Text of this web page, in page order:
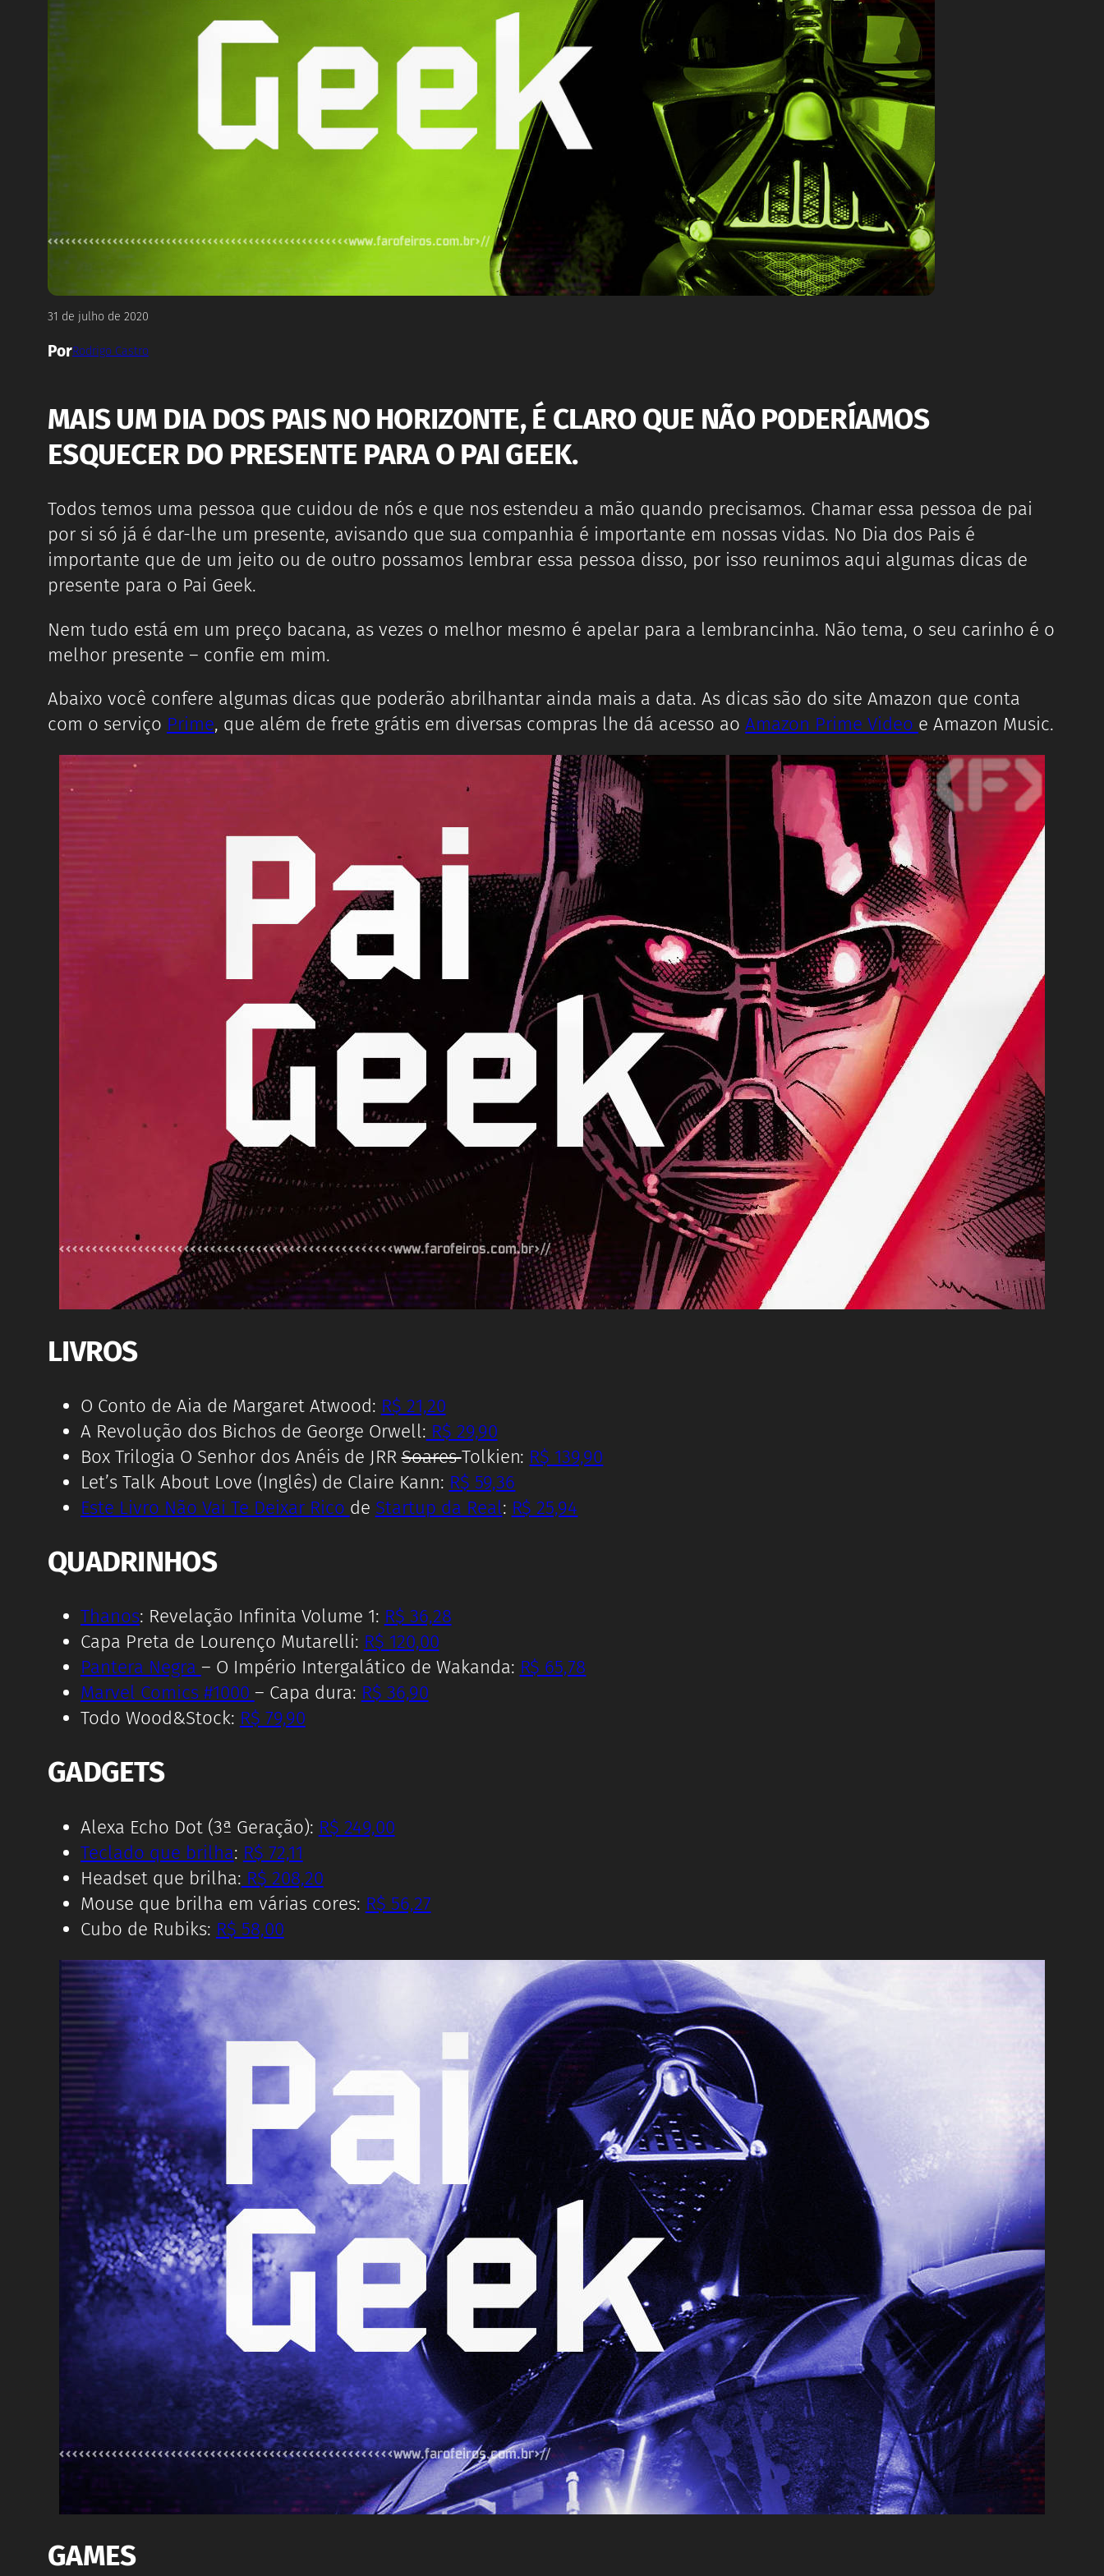
31 de julho de 2020
PorRodrigo Castro
MAIS UM DIA DOS PAIS NO HORIZONTE, É CLARO QUE NÃO PODERÍAMOS
ESQUECER DO PRESENTE PARA O PAI GEEK.
Todos temos uma pessoa que cuidou de nós e que nos estendeu a mão quando precisamos. Chamar essa pessoa de pai
por si só já é dar-lhe um presente, avisando que sua companhia é importante em nossas vidas. No Dia dos Pais é
importante que de um jeito ou de outro possamos lembrar essa pessoa disso, por isso reunimos aqui algumas dicas de
presente para o Pai Geek.
Nem tudo está em um preço bacana, as vezes o melhor mesmo é apelar para a lembrancinha. Não tema, o seu carinho é o
melhor presente – confie em mim.
Abaixo você confere algumas dicas que poderão abrilhantar ainda mais a data. As dicas são do site Amazon que conta
com o serviço Prime, que além de frete grátis em diversas compras lhe dá acesso aoAmazon Prime Video e Amazon Music.
LIVROS
O Conto de Aia de Margaret Atwood: R$ 21,20
A Revolução dos Bichos de George Orwell: R$ 29,90
Box Trilogia O Senhor dos Anéis de JRRSoaresTolkien: R$ 139,90
Let’s Talk About Love (Inglês) de Claire Kann: R$ 59,36
Este Livro Não Vai Te Deixar Rico de Startup da Real: R$ 25,94
QUADRINHOS
Thanos: Revelação Infinita Volume 1: R$ 36,28
Capa Preta de Lourenço Mutarelli: R$ 120,00
Pantera Negra – O Império Intergalático de Wakanda: R$ 65,78
Marvel Comics #1000 – Capa dura: R$ 36,90
Todo Wood&Stock: R$ 79,90
GADGETS
Alexa Echo Dot (3ª Geração): R$ 249,00
Teclado que brilha: R$ 72,11
Headset que brilha: R$ 208,20
Mouse que brilha em várias cores: R$ 56,27
Cubo de Rubiks: R$ 58,00
GAMES